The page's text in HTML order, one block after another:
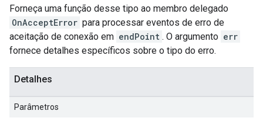
Forneça uma função desse tipo ao membro delegado
OnAcceptError para processar eventos de erro de
aceitação de conexão em endPoint . O argumento err
fornece detalhes específicos sobre o tipo do erro.
Detalhes
Parâmetros